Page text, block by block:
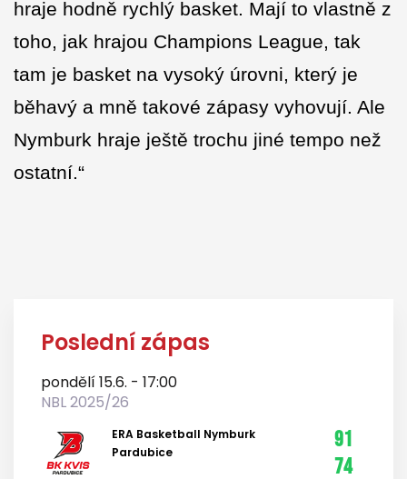
hraje hodně rychlý basket. Mají to vlastně z
toho, jak hrajou Champions League, tak
tam je basket na vysoký úrovni, který je
běhavý a mně takové zápasy vyhovují. Ale
Nymburk hraje ještě trochu jiné tempo než
ostatní.“
Poslední zápas
pondělí 15.6. - 17:00
NBL 2025/26
ERA Basketball Nymburk
Pardubice
91
74